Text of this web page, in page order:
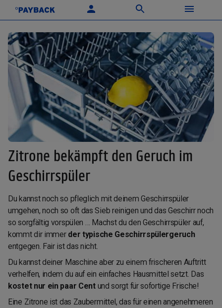
Zitrone bekämpft den Geruch im
Geschirrspüler
Du kannst noch so pfleglich mit deinem Geschirrspüler
umgehen, noch so oft das Sieb reinigen und das Geschirr noch
so sorgfältig vorspülen … Machst du den Geschirrspüler auf,
kommt dir immer der typische Geschirrspülergeruch
entgegen. Fair ist das nicht.
Du kannst deiner Maschine aber zu einem frischeren Auftritt
verhelfen, indem du auf ein einfaches Hausmittel setzt. Das
kostet nur ein paar Cent und sorgt für sofortige Frische!
Eine Zitrone ist das Zaubermittel, das für einen angenehmeren